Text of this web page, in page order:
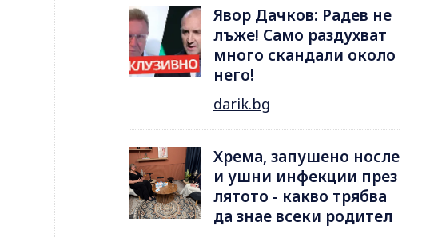
Явор Дачков: Радев не
лъже! Само раздухват
много скандали около
него!
darik.bg
Хрема, запушено носле
и ушни инфекции през
лятотo - какво трябва
да знае всеки родител